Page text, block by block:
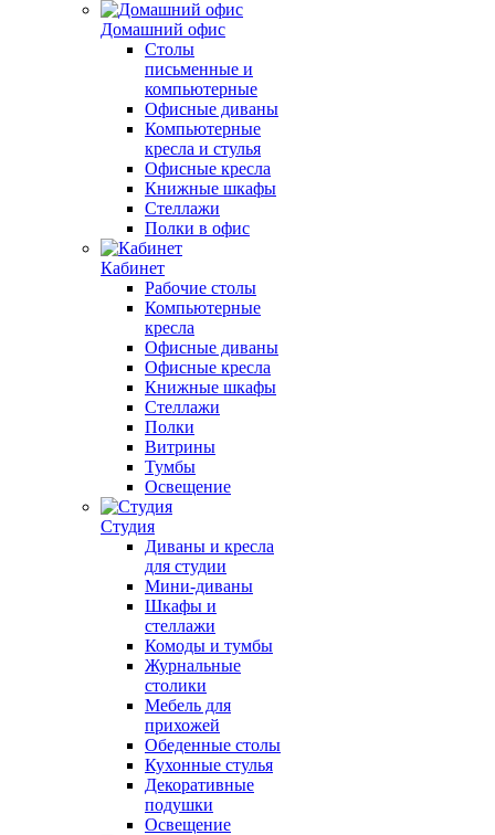
Домашний офис
Столы
письменные и
компьютерные
Офисные диваны
Компьютерные
кресла и стулья
Офисные кресла
Книжные шкафы
Стеллажи
Полки в офис
Кабинет
Рабочие столы
Компьютерные
кресла
Офисные диваны
Офисные кресла
Книжные шкафы
Стеллажи
Полки
Витрины
Тумбы
Освещение
Студия
Диваны и кресла
для студии
Мини-диваны
Шкафы и
стеллажи
Комоды и тумбы
Журнальные
столики
Мебель для
прихожей
Обеденные столы
Кухонные стулья
Декоративные
подушки
Освещение